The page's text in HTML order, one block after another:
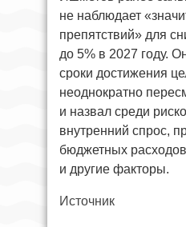
не наблюдает
препятствий» для
до 5% в 2027 году.
сроки достижения
неоднократно
и назвал среди
внутренний спрос,
бюджетных
и другие факторы.
Источник